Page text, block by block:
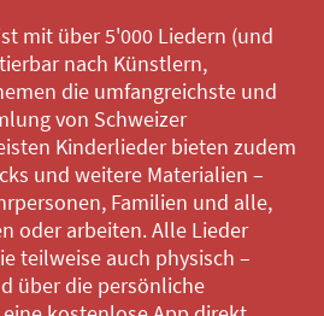
mit über 5'000 Liedern (und
nach Künstlern,
die umfangreichste und
von Schweizer
Kinderlieder bieten zudem
und weitere Materialien –
Familien und alle,
oder arbeiten. Alle Lieder
teilweise auch physisch –
über die persönliche